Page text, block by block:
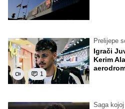
1
Prelijepe
Igrači
Kerim
Saga